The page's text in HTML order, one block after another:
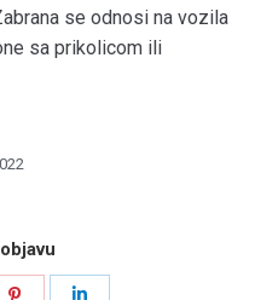
se odnosi na vozila
sa prikolicom ili